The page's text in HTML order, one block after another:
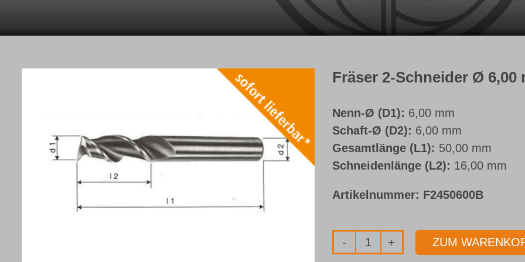
Fräser 2-Schneider Ø 6,00
Nenn-Ø (D1): 6,00 mm
Schaft-Ø (D2): 6,00 mm
Gesamtlänge (L1): 50,00 mm
Schneidenlänge (L2): 16,00 mm
Artikelnummer: F2450600B
Fräser
ZUM